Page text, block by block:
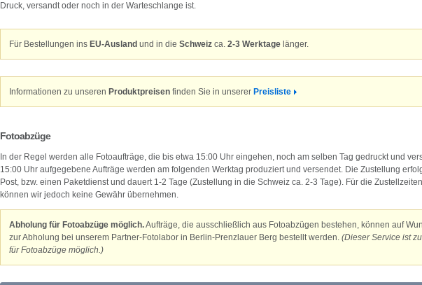
Druck, versandt oder noch in der Warteschlange ist.
Für Bestellungen ins EU-Ausland und in die Schweiz ca. 2-3 Werktage länger.
Informationen zu unseren Produktpreisen finden Sie in unserer Preisliste
Fotoabzüge
In der Regel werden alle Fotoaufträge, die bis etwa 15:00 Uhr eingehen, noch am selben Tag gedruckt und
15:00 Uhr aufgegebene Aufträge werden am folgenden Werktag produziert und versendet. Die Zustellung
Post, bzw. einen Paketdienst und dauert 1-2 Tage (Zustellung in die Schweiz ca. 2-3 Tage). Für die
können wir jedoch keine Gewähr übernehmen.
Abholung für Fotoabzüge möglich.Aufträge, die ausschließlich aus Fotoabzügen bestehen, können auf
zur Abholung bei unserem Partner-Fotolabor in Berlin-Prenzlauer Berg bestellt werden. (Dieser Service ist
für Fotoabzüge möglich.)